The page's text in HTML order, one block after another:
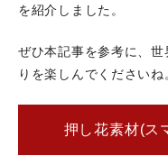
を紹介しました。
ぜひ本記事を参考に、
りを楽しんでくださいね
押し花素材(ス